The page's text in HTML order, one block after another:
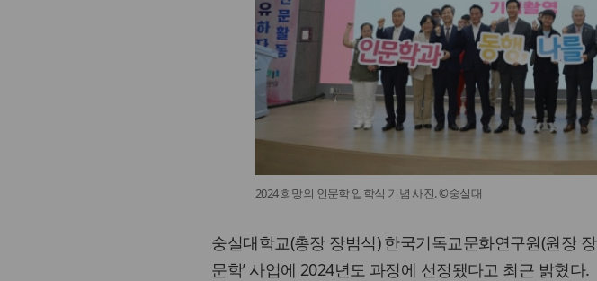
2024 희망의 인문학 입학식 기념 사진. ©숭실대
숭실대학교(총장 장범식) 한국기독교문화연구원(원장
문학’ 사업에 2024년도 과정에 선정됐다고 최근 밝혔다.